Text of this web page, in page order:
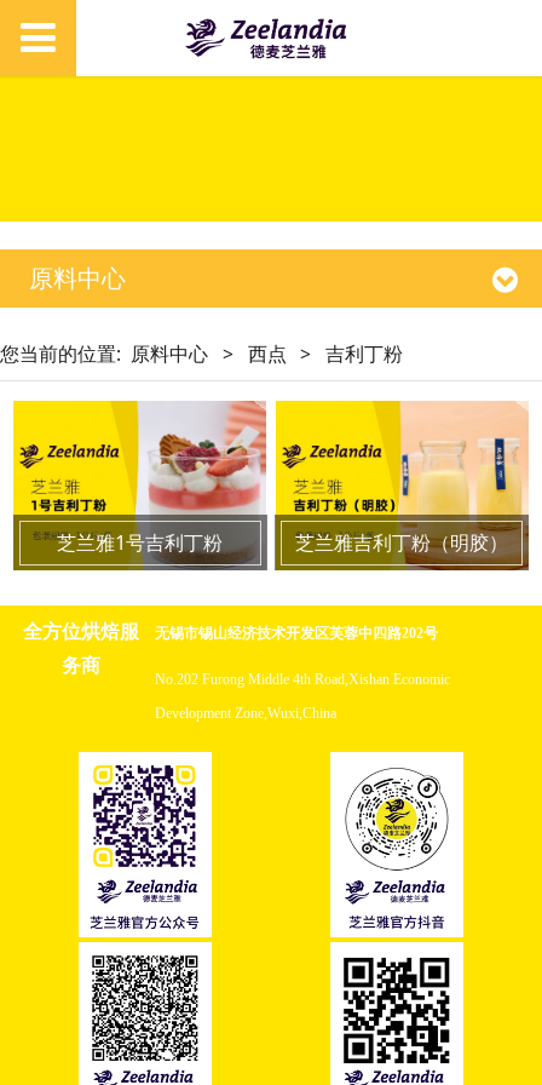
原料中心
您当前的位置: 原料中心 > 西点 > 吉利丁粉
芝兰雅1号吉利丁粉 芝兰雅吉利丁粉（明胶）
全方位烘焙服
务商
无锡市锡山经济技术开发区芙蓉中四路202号
No.202 Furong Middle 4th Road,Xishan Economic
Development Zone,Wuxi,China